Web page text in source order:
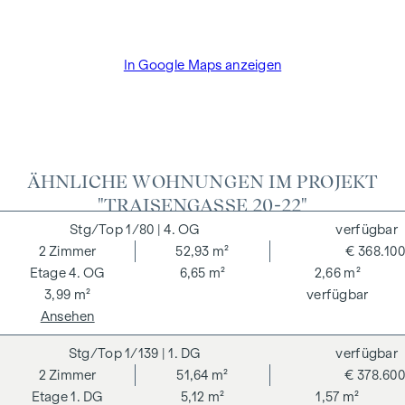
In Google Maps anzeigen
ÄHNLICHE WOHNUNGEN IM PROJEKT
"TRAISENGASSE 20-22"
1/80 | 4. OG
4. OG
2 Zimmer
52,93 m²
6,65 m²
2,66 m²
3,99 m²
€ 368.100
verfügbar
verfügbar
Ansehen
1/139 | 1. DG
1. DG
2 Zimmer
51,64 m²
5,12 m²
1,57 m²
€ 378.600
verfügbar